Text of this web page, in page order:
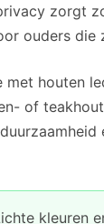
zorgt
ouders
met houten
of
kleuren